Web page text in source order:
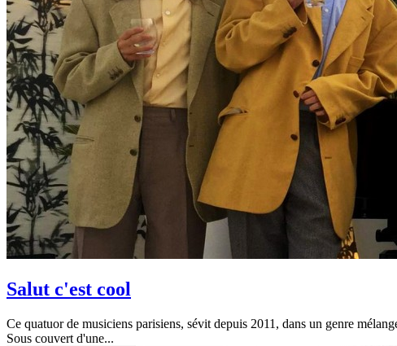
Salut c'est cool
Ce quatuor de musiciens parisiens, sévit depuis 2011, dans un genre
Sous couvert d'une...